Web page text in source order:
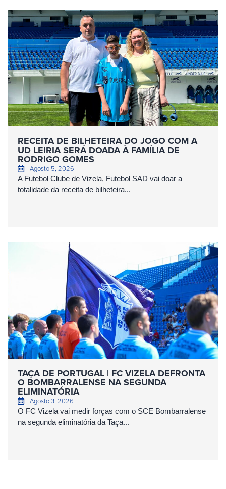
RECEITA DE BILHETEIRA DO JOGO COM A
UD LEIRIA SERÁ DOADA À FAMÍLIA DE
RODRIGO GOMES
Agosto 5, 2026
A Futebol Clube de Vizela, Futebol SAD vai doar a
totalidade da receita de bilheteira...
TAÇA DE PORTUGAL | FC VIZELA DEFRONTA
O BOMBARRALENSE NA SEGUNDA
ELIMINATÓRIA
Agosto 3, 2026
O FC Vizela vai medir forças com o SCE Bombarralense
na segunda eliminatória da Taça...